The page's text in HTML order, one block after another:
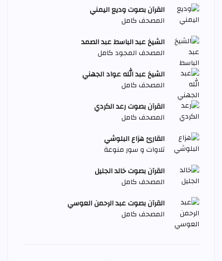
القرآن بصوت وديع اليمني
المصحف كامل
الشيخ عبد الباسط عبد الصمد
المصحف المجود كامل
الشيخ عبد الله عواد الجهني
المصحف كامل
القرآن بصوت رعد الكردي
المصحف كامل
القارئ هزاع البلوشي
تلاوات و سور منوعة
القرآن بصوت خالد الجليل
المصحف كامل
القرآن بصوت عبد الرحمن العوسي
المصحف كامل